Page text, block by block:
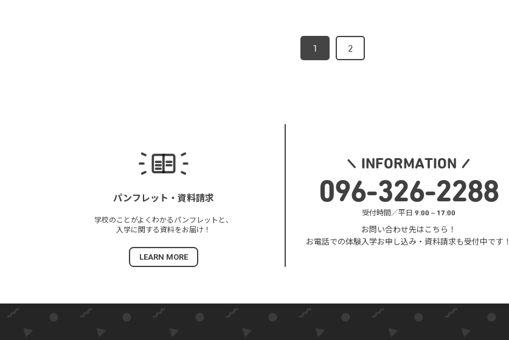
1 2
パンフレット・ 資料請求
学校のことがよくわかる パンフレットと、
入学に関する資料をお届け！
LEARN MORE
INFORMATION
096-326-2288
受付時間／平日 9:00 – 17:00
お問い合わせ先はこちら！
お電話での体験入学お申し込み・ 資料請求も受付中です！